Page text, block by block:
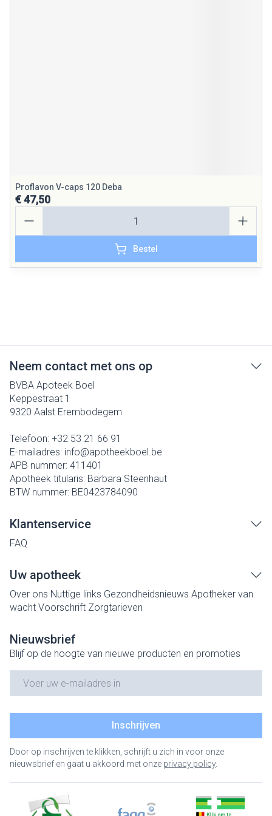
Proflavon V-caps 120 Deba
€ 47,50
Bestel
Neem contact met ons op
BVBA Apoteek Boel
Keppestraat 1
9320 Aalst Erembodegem
Telefoon: +32 53 21 66 91
E-mailadres: info@apotheekboel.be
APB nummer: 411401
Apotheek titularis: Barbara Steenhaut
BTW nummer: BE0423784090
Klantenservice
FAQ
Uw apotheek
Over ons Nuttige links Gezondheidsnieuws Apotheker van
wacht Voorschrift Zorgtarieven
Nieuwsbrief
Blijf op de hoogte van nieuwe producten en promoties
Inschrijven
Door op inschrijven te klikken, schrijft u zich in voor onze
nieuwsbrief en gaat u akkoord met onze privacy policy.